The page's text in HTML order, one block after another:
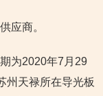
应商。
为2020年7月29
州天禄所在导光板